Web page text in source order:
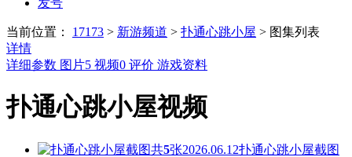
发号
当前位置： 17173 > 新游频道 > 扑通心跳小屋 > 图集列表
详情
详细参数 图片5 视频0 评价 游戏资料
扑通心跳小屋视频
共5张2026.06.12扑通心跳小屋截图